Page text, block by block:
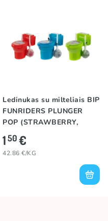
Ledinukas su milteliais BIP
FUNRIDERS PLUNGER
POP (STRAWBERRY,
APPLE, BLUE RAZZ), 35g
150€
42.86 €/KG